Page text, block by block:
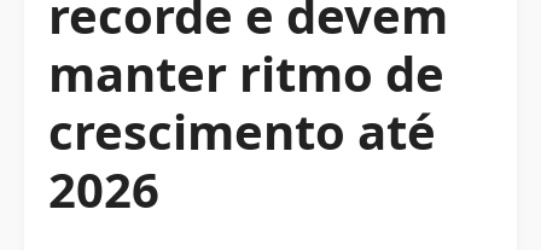
recorde e devem
manter ritmo de
crescimento até
2026